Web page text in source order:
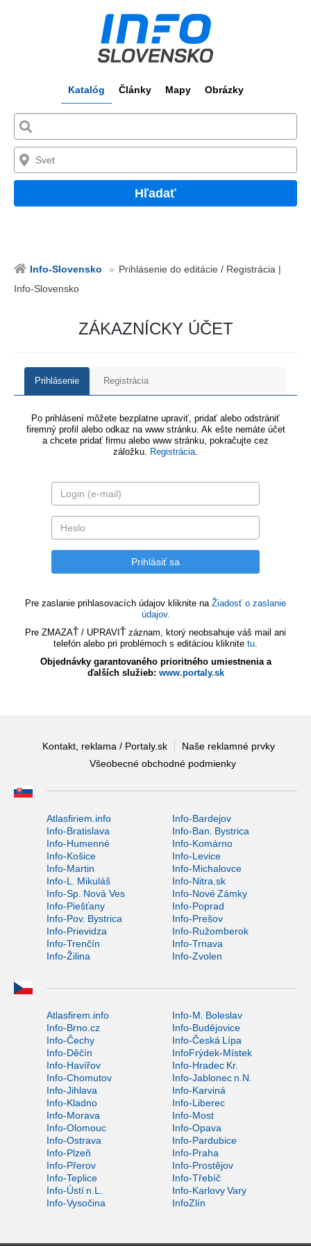
Katalóg Články Mapy Obrázky
Hľadať
Info-Slovensko
Prihlásenie do editácie / Registrácia |
Info-Slovensko
ZÁKAZNÍCKY ÚČET
Prihlásenie Registrácia
Po prihlásení môžete bezplatne upraviť, pridať alebo odstrániť
firemný profil alebo odkaz na www stránku. Ak ešte nemáte účet
a chcete pridať firmu alebo www stránku, pokračujte cez
záložku. Registrácia.
Pre zaslanie prihlasovacích údajov kliknite na Žiadosť o zaslanie
údajov.
Pre ZMAZAŤ / UPRAVIŤ záznam, ktorý neobsahuje váš mail ani
telefón alebo pri problémoch s editáciou kliknite tu.
Objednávky garantovaného prioritného umiestnenia a
ďalších služieb: www.portaly.sk
Kontakt, reklama / Portaly.sk
Naše reklamné prvky
Všeobecné obchodné podmienky
Atlasfiriem.info
Info-Bardejov
Info-Bratislava
Info-Ban. Bystrica
Info-Humenné
Info-Komárno
Info-Košice
Info-Levice
Info-Martin
Info-Michalovce
Info-L. Mikuláš
Info-Nitra.sk
Info-Sp. Nová Ves
Info-Nové Zámky
Info-Piešťany
Info-Poprad
Info-Pov. Bystrica
Info-Prešov
Info-Prievidza
Info-Ružomberok
Info-Trenčín
Info-Trnava
Info-Žilina
Info-Zvolen
Atlasfirem.info
Info-M. Boleslav
Info-Brno.cz
Info-Budějovice
Info-Čechy
Info-Česká Lípa
Info-Děčín
InfoFrýdek-Místek
Info-Havířov
Info-Hradec Kr.
Info-Chomutov
Info-Jablonec n.N.
Info-Jihlava
Info-Karviná
Info-Kladno
Info-Liberec
Info-Morava
Info-Most
Info-Olomouc
Info-Opava
Info-Ostrava
Info-Pardubice
Info-Plzeň
Info-Praha
Info-Přerov
Info-Prostějov
Info-Teplice
Info-Třebíč
Info-Ústí n.L.
Info-Karlovy Vary
Info-Vysočina
InfoZlín